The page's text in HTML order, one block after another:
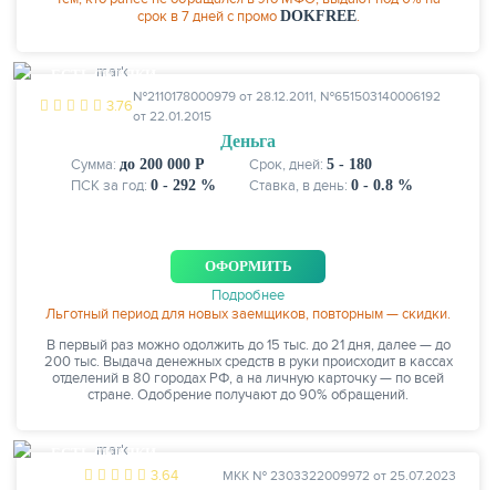
срок в 7 дней с промо DOKFREE.
ЕСТЬ СКИДКИ
3.76
№2110178000979 от 28.12.2011, №651503140006192
от 22.01.2015
Деньга
Сумма: до 200 000 Р Срок, дней: 5 - 180
ПСК за год: 0 - 292 % Ставка, в день: 0 - 0.8 %
ОФОРМИТЬ
Подробнее
Льготный период для новых заемщиков, повторным — скидки.
В первый раз можно одолжить до 15 тыс. до 21 дня, далее — до
200 тыс. Выдача денежных средств в руки происходит в кассах
отделений в 80 городах РФ, а на личную карточку — по всей
стране. Одобрение получают до 90% обращений.
ЕСТЬ СКИДКИ
3.64 МКК № 2303322009972 от 25.07.2023